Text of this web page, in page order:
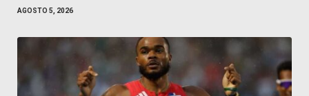
AGOSTO 5, 2026